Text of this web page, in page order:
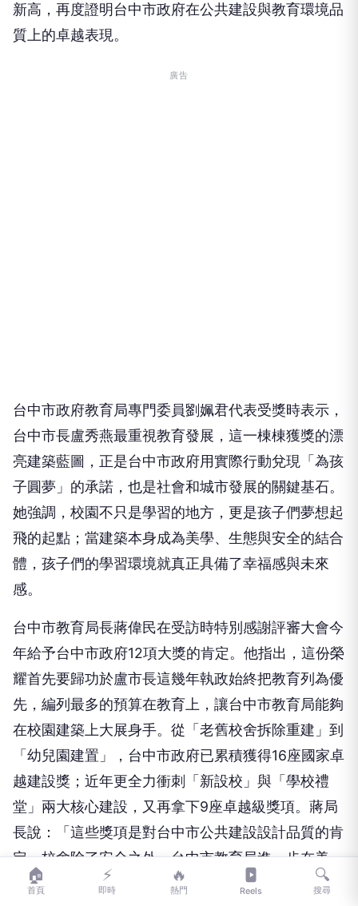
新高，再度證明台中市政府在公共建設與教育環境品
質上的卓越表現。
廣告
台中市政府教育局專門委員劉姵君代表受獎時表示，
台中市長盧秀燕最重視教育發展，這一棟棟獲獎的漂
亮建築藍圖，正是台中市政府用實際行動兌現「為孩
子圓夢」的承諾，也是社會和城市發展的關鍵基石。
她強調，校園不只是學習的地方，更是孩子們夢想起
飛的起點；當建築本身成為美學、生態與安全的結合
體，孩子們的學習環境就真正具備了幸福感與未來
感。
台中市教育局長蔣偉民在受訪時特別感謝評審大會今
年給予台中市政府12項大獎的肯定。他指出，這份榮
耀首先要歸功於盧市長這幾年執政始終把教育列為優
先，編列最多的預算在教育上，讓台中市教育局能夠
在校園建築上大展身手。從「老舊校舍拆除重建」到
「幼兒園建置」，台中市政府已累積獲得16座國家卓
越建設獎；近年更全力衝刺「新設校」與「學校禮
堂」兩大核心建設，又再拿下9座卓越級獎項。蔣局
長說：「這些獎項是對台中市公共建設設計品質的肯
定。校舍除了安全之外，台中市教育局進一步在美
學、生態及環保上用心著墨，將校園建築打造成像美
🏠
首頁
⚡
即時
🔥
熱門 Reels
🔍
搜尋